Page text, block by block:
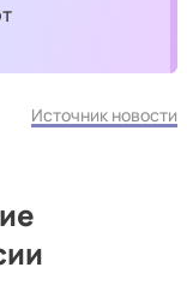
Источник новости